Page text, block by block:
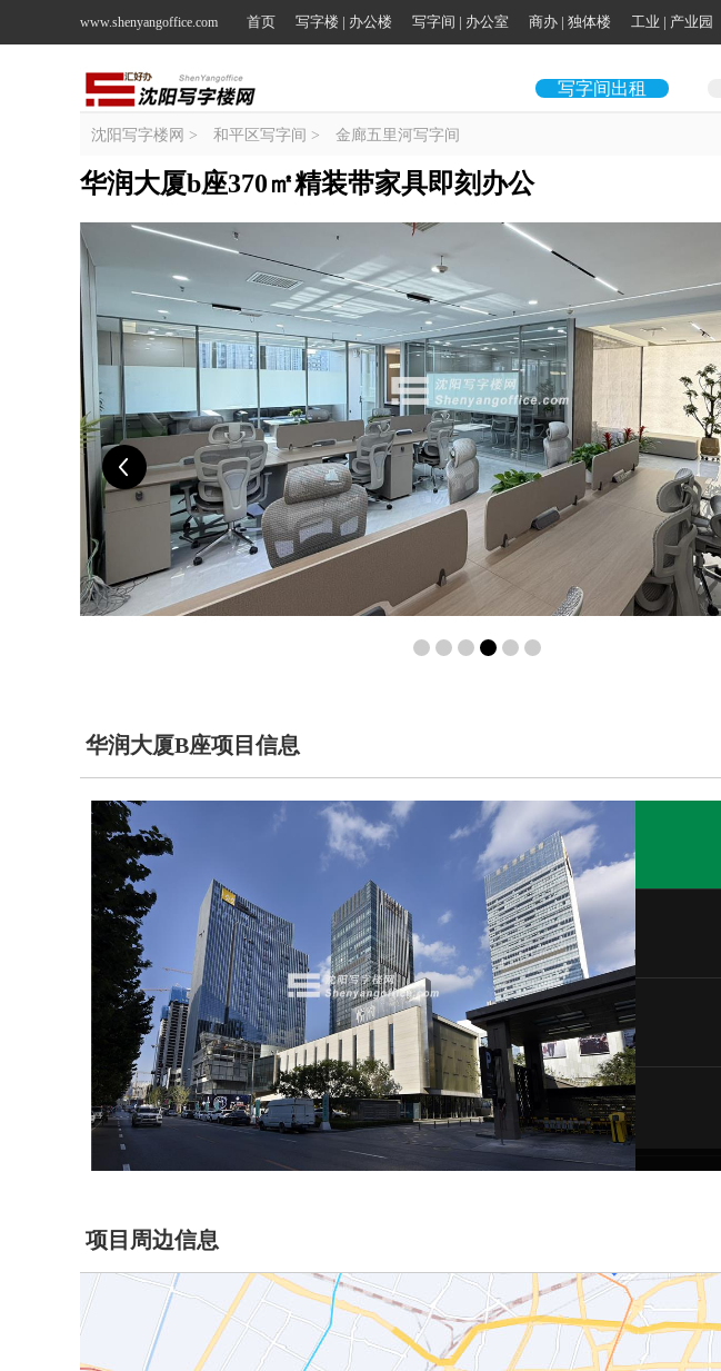
www.shenyangoffice.com 首页 写字楼 | 办公楼 写字间 | 办公室 商办 | 独体楼 工业 | 产业园
写字间出租
沈阳写字楼网 > 和平区写字间 > 金廊五里河写字间
华润大厦b座370㎡精装带家具即刻办公
华润大厦B座项目信息
项目周边信息